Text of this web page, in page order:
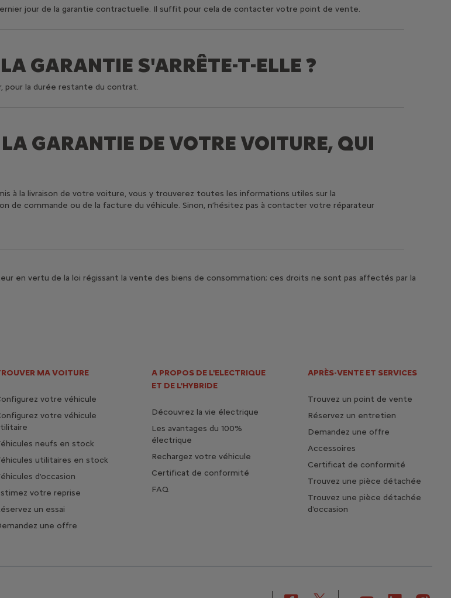
jour de la garantie contractuelle. Il suffit pour cela de contacter votre point de vente.
GARANTIE S'ARRÊTE-T-ELLE ?
pour la durée restante du contrat.
GARANTIE DE VOTRE VOITURE, QUI
à la livraison de votre voiture, vous y trouverez toutes les informations utiles sur la
de commande ou de la facture du véhicule. Sinon, n’hésitez pas à contacter votre réparateur
en vertu de la loi régissant la vente des biens de consommation; ces droits ne sont pas affectés par la
MA VOITURE
votre véhicule
votre véhicule
neufs en stock
utilitaires en stock
d'occasion
votre reprise
un essai
une offre
A PROPOS DE L'ELECTRIQUE
ET DE L'HYBRIDE
Découvrez la vie électrique
Les avantages du 100%
électrique
Rechargez votre véhicule
Certificat de conformité
FAQ
APRÈS-VENTE ET SERVICES
Trouvez un point de vente
Réservez un entretien
Demandez une offre
Accessoires
Certificat de conformité
Trouvez une pièce détachée
Trouvez une pièce détachée
d'occasion